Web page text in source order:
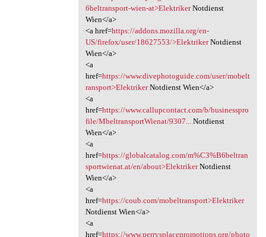
6beltransport-wien-at>ElektrikerNotdienst
Wien</a>
<a href=https://addons.mozilla.org/en-
US/firefox/user/18627553/>ElektrikerNotdienst
Wien</a>
<a
href=https://www.divephotoguide.com/user/mobelt
ransport>ElektrikerNotdienst Wien</a>
<a
href=https://www.callupcontact.com/b/businesspro
file/MbeltransportWienat/9307...Notdienst
Wien</a>
<a
href=https://globalcatalog.com/m%C3%B6beltran
sportwienat.at/en/about>ElektrikerNotdienst
Wien</a>
<a
href=https://coub.com/mobeltransport>Elektriker
Notdienst Wien</a>
<a
href=https://www.perrysplacepromotions.org/photo